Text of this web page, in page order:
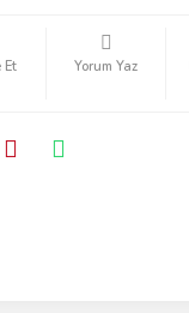
Et Yorum Yaz